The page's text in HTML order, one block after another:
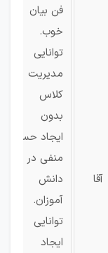
آقا
فن بیان
خوب.
توانایی
مدیریت
کلاس
بدون
ایجاد حس
منفی در
دانش
آموزان.
توانایی
ایجاد